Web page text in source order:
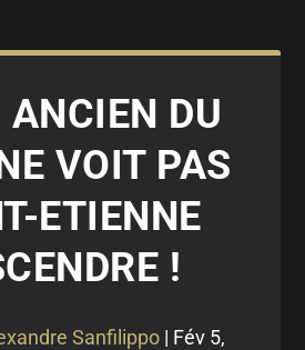
DU
VOIT PAS
ETIENNE
!
Sanfilippo| Fév 5,